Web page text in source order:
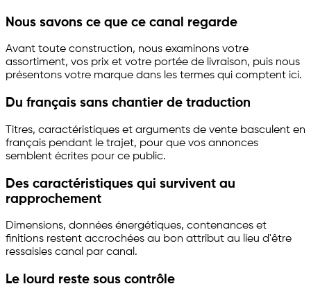
Nous savons ce que ce canal regarde
Avant toute construction, nous examinons votre
assortiment, vos prix et votre portée de livraison, puis nous
présentons votre marque dans les termes qui comptent ici.
Du français sans chantier de traduction
Titres, caractéristiques et arguments de vente basculent en
français pendant le trajet, pour que vos annonces
semblent écrites pour ce public.
Des caractéristiques qui survivent au
rapprochement
Dimensions, données énergétiques, contenances et
finitions restent accrochées au bon attribut au lieu d'être
ressaisies canal par canal.
Le lourd reste sous contrôle